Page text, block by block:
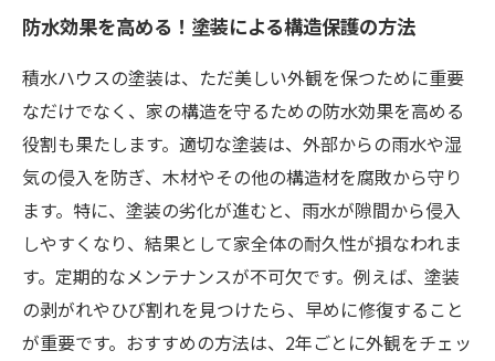
防水効果を高める！塗装による構造保護の方法
積水ハウスの塗装は、ただ美しい外観を保つために重要
なだけでなく、家の構造を守るための防水効果を高める
役割も果たします。適切な塗装は、外部からの雨水や湿
気の侵入を防ぎ、木材やその他の構造材を腐敗から守り
ます。特に、塗装の劣化が進むと、雨水が隙間から侵入
しやすくなり、結果として家全体の耐久性が損なわれま
す。定期的なメンテナンスが不可欠です。例えば、塗装
の剥がれやひび割れを見つけたら、早めに修復すること
が重要です。おすすめの方法は、2年ごとに外観をチェッ